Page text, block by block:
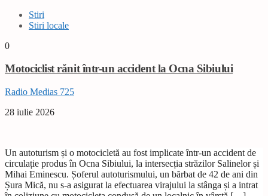
Stiri
Stiri locale
0
Motociclist rănit într-un accident la Ocna Sibiului
Radio Medias 725
28 iulie 2026
Un autoturism și o motocicletă au fost implicate într-un accident de
circulație produs în Ocna Sibiului, la intersecția străzilor Salinelor și
Mihai Eminescu. Șoferul autoturismului, un bărbat de 42 de ani din
Șura Mică, nu s-a asigurat la efectuarea virajului la stânga și a intrat